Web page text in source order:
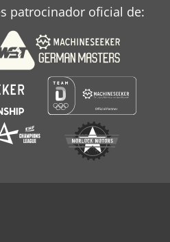
patrocinador oficial de: